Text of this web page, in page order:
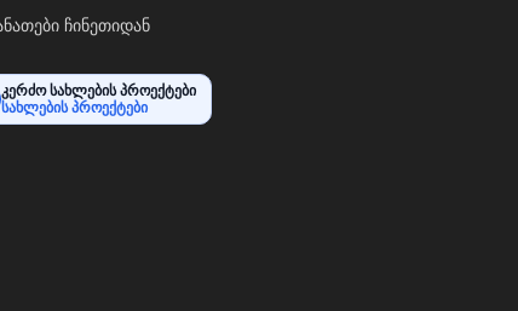
კერძო სახლების პროექტები
სახლების პროექტები